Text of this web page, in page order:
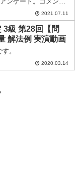
2021.07.11
3級 第28回【問
解法例 実演動画
。
2020.03.14